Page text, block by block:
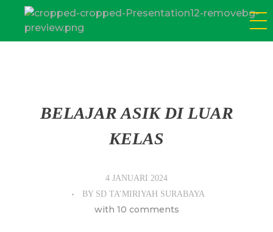
SD Tamiriyah Surabaya
Official Website
BELAJAR ASIK DI LUAR
KELAS
4 JANUARI 2024
BY SD TA’MIRIYAH SURABAYA
with 10 comments